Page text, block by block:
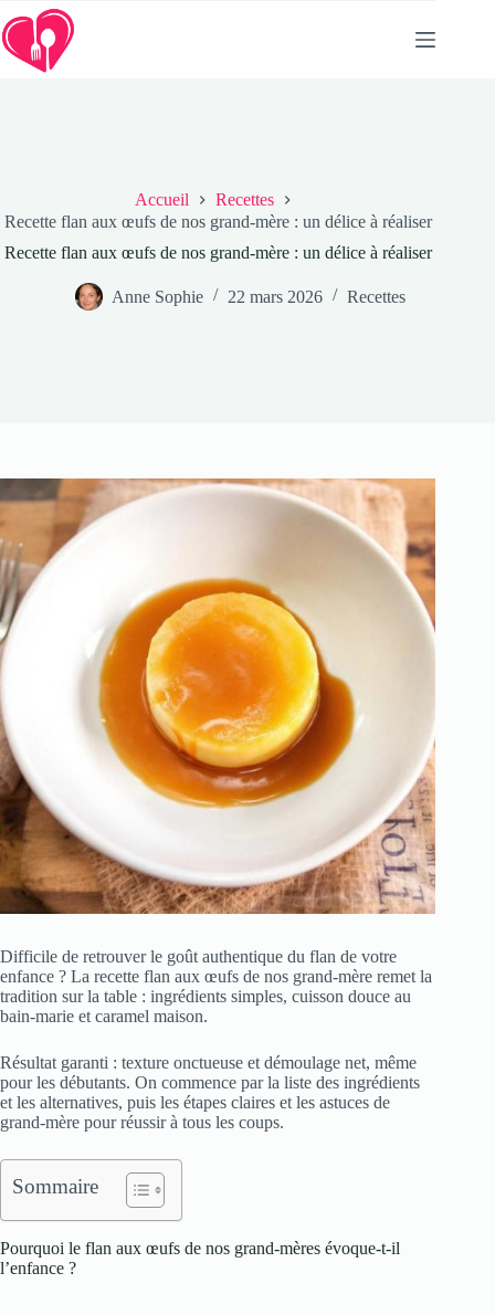
Passer
au
contenu
Accueil
Recettes
Recette flan aux œufs de nos grand-mère : un délice à réaliser
Recette flan aux œufs de nos grand-mère : un délice à réaliser
Anne Sophie 22 mars 2026 Recettes
Difficile de retrouver le goût authentique du flan de votre
enfance ? La recette flan aux œufs de nos grand-mère remet la
tradition sur la table : ingrédients simples, cuisson douce au
bain‑marie et caramel maison.
Résultat garanti : texture onctueuse et démoulage net, même
pour les débutants. On commence par la liste des ingrédients
et les alternatives, puis les étapes claires et les astuces de
grand‑mère pour réussir à tous les coups.
Sommaire
Pourquoi le flan aux œufs de nos grand-mères évoque-t-il
l’enfance ?